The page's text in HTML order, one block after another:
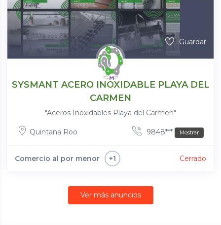
Guardar
SYSMANT ACERO INOXIDABLE PLAYA DEL
CARMEN
"Aceros Inoxidables Playa del Carmen"
Quintana Roo 9848*** Mostrar
Comercio al por menor +1 Cerrado
Ver más anuncios